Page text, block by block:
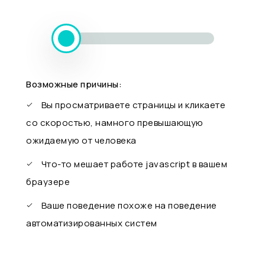
Возможные причины:
Вы просматриваете страницы и кликаете
со скоростью, намного превышающую
ожидаемую от человека
Что-то мешает работе javascript в вашем
браузере
Ваше поведение похоже на поведение
автоматизированных систем